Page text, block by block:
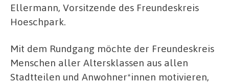
Ellermann, Vorsitzende des Freundeskreis
Hoeschpark.
Mit dem Rundgang möchte der Freundeskreis
Menschen aller Altersklassen aus allen
Stadtteilen und Anwohner*innen motivieren,